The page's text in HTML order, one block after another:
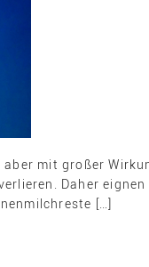
mit großer
Daher eignen
[…]